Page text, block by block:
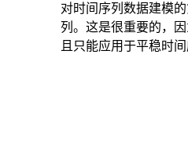
对时间序列数据建模
列。这是很重要的，
且只能应用于平稳时间